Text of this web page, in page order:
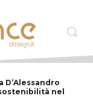
D’Alessandro
nel